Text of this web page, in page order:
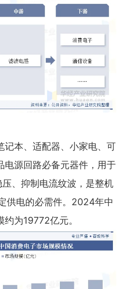
记本、适配器、小家电、可
电源回路必备元器件，用于
、抑制电流纹波，是整机
供电的必需件。2024年中
为19772亿元。